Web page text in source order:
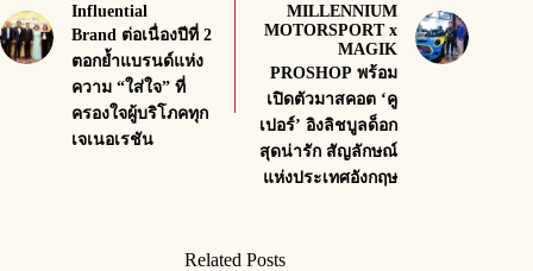
Influential
Brand ต่อเนื่องปีที่ 2
ตอกย้ำแบรนด์แห่ง
ความ “ใส่ใจ” ที่
ครองใจผู้บริโภคทุก
เจเนอเรชัน
MILLENNIUM
MOTORSPORT x
MAGIK
PROSHOP พร้อม
เปิดตัวมาสคอต ‘คู
เปอร์’ อิงลิชบูลด็อก
สุดน่ารัก สัญลักษณ์
แห่งประเทศอังกฤษ
Related Posts